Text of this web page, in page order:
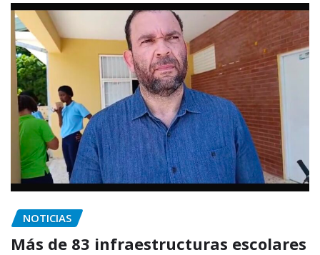
NOTICIAS
Más de 83 infraestructuras escolares